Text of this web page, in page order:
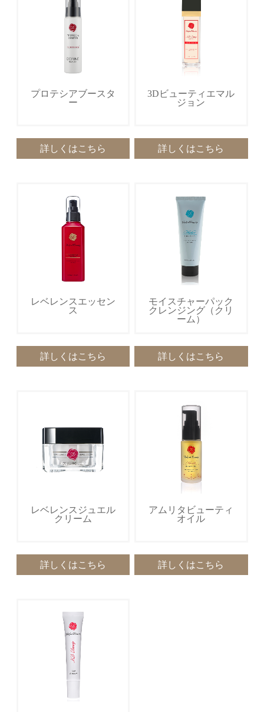
プロテシアブースタ
ー
詳しくはこちら
3Dビューティエマル
ジョン
詳しくはこちら
レベレンスエッセン
ス
詳しくはこちら
モイスチャーパック
クレンジング（クリ
ーム）
詳しくはこちら
レベレンスジュエル
クリーム
詳しくはこちら
アムリタビューティ
オイル
詳しくはこちら